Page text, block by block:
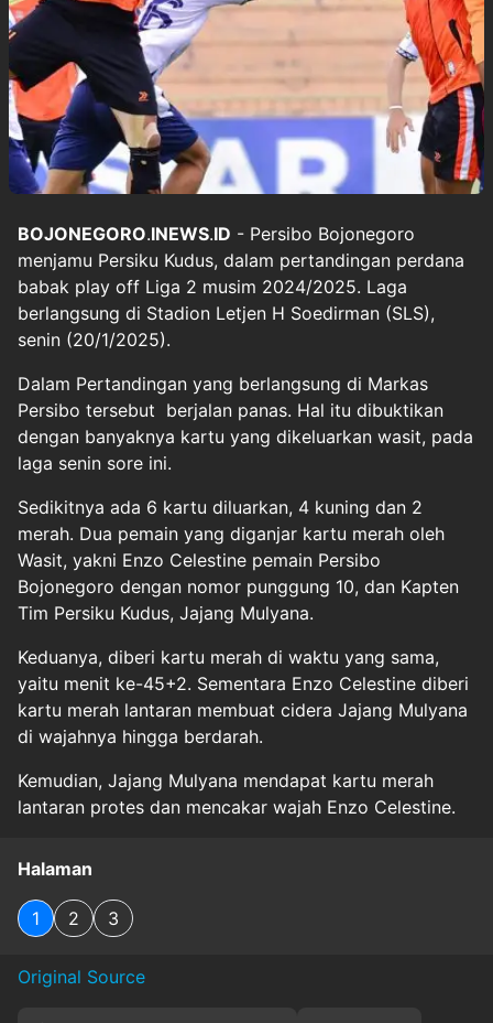
BOJONEGORO.INEWS.ID - Persibo Bojonegoro
menjamu Persiku Kudus, dalam pertandingan perdana
babak play off Liga 2 musim 2024/2025. Laga
berlangsung di Stadion Letjen H Soedirman (SLS),
senin (20/1/2025).
Dalam Pertandingan yang berlangsung di Markas
Persibo tersebut berjalan panas. Hal itu dibuktikan
dengan banyaknya kartu yang dikeluarkan wasit, pada
laga senin sore ini.
Sedikitnya ada 6 kartu diluarkan, 4 kuning dan 2
merah. Dua pemain yang diganjar kartu merah oleh
Wasit, yakni Enzo Celestine pemain Persibo
Bojonegoro dengan nomor punggung 10, dan Kapten
Tim Persiku Kudus, Jajang Mulyana.
Keduanya, diberi kartu merah di waktu yang sama,
yaitu menit ke-45+2. Sementara Enzo Celestine diberi
kartu merah lantaran membuat cidera Jajang Mulyana
di wajahnya hingga berdarah.
Kemudian, Jajang Mulyana mendapat kartu merah
lantaran protes dan mencakar wajah Enzo Celestine.
Halaman
1 2 3
Original Source